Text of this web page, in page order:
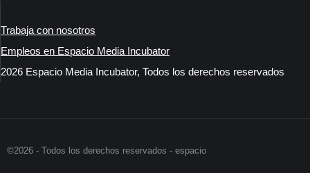
Trabaja con nosotros
Empleos en Espacio Media Incubator
2026 Espacio Media Incubator, Todos los derechos reservados
©2026 - Todos los derechos reservados - espacio